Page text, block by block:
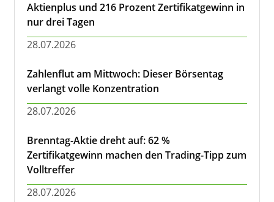
Aktienplus und 216 Prozent Zertifikatgewinn in
nur drei Tagen
28.07.2026
Zahlenflut am Mittwoch: Dieser Börsentag
verlangt volle Konzentration
28.07.2026
Brenntag-Aktie dreht auf: 62 %
Zertifikatgewinn machen den Trading-Tipp zum
Volltreffer
28.07.2026